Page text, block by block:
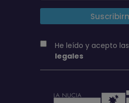
He leído y acepto las
legales